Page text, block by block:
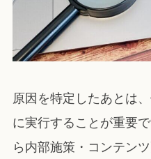
原因を特定したあとは
に実行することが重要
ら内部施策・コンテン